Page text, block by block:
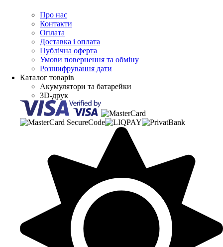
Про нас
Контакти
Оплата
Доставка і оплата
Публічна оферта
Умови повернення та обміну
Розшифрування дати
Каталог товарів
Акумулятори та батарейки
3D-друк